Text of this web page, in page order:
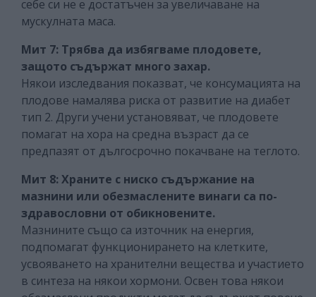
себе си не е достатъчен за увеличаване на
мускулната маса.
Мит 7: Трябва да избягваме плодовете,
защото съдържат много захар.
Някои изследвания показват, че консумацията на
плодове намалява риска от развитие на диабет
тип 2. Други учени установяват, че плодовете
помагат на хора на средна възраст да се
предпазят от дългосрочно покачване на теглото.
Мит 8: Храните с ниско съдържание на
мазнини или обезмаслените винаги са по-
здравословни от обикновените.
Мазнините също са източник на енергия,
подпомагат функционирането на клетките,
усвояването на хранителни вещества и участието
в синтеза на някои хормони. Освен това някои